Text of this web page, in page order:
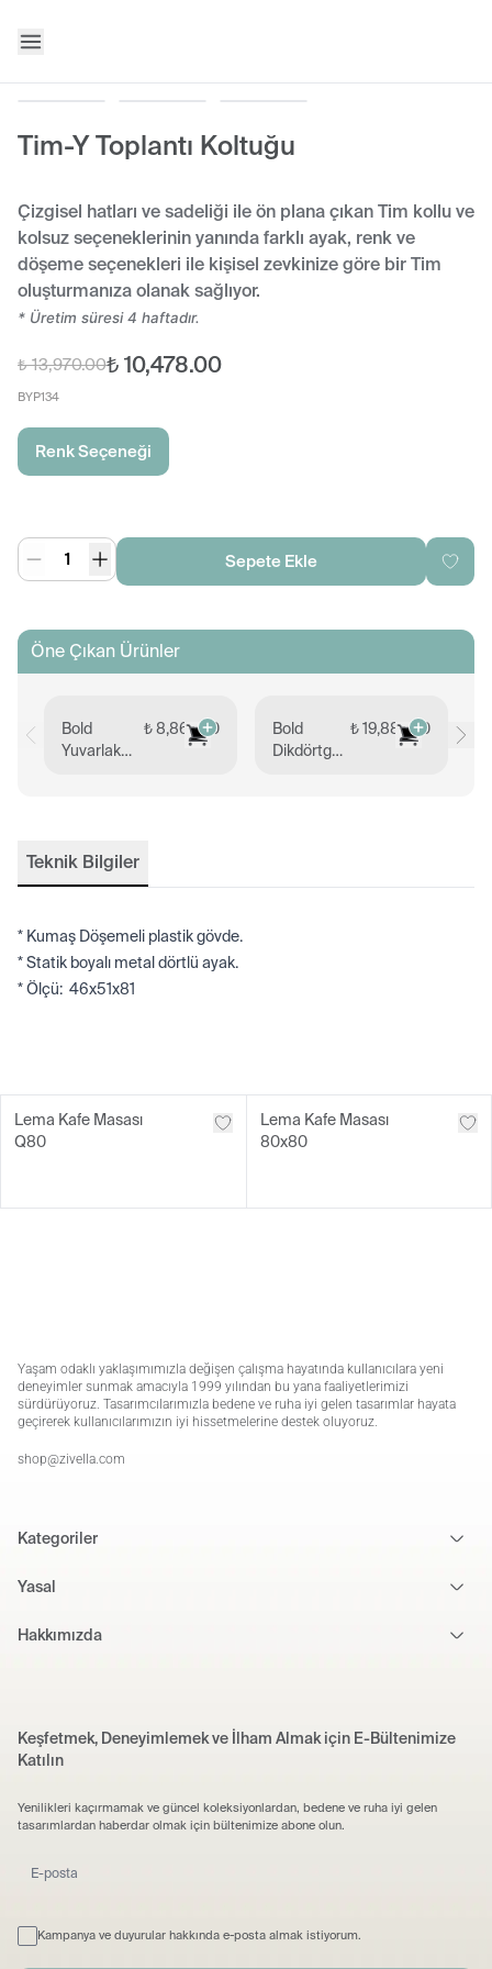
Tim-Y Toplantı Koltuğu
Çizgisel hatları ve sadeliği ile ön plana çıkan Tim kollu ve
kolsuz seçeneklerinin yanında farklı ayak, renk ve
döşeme seçenekleri ile kişisel zevkinize göre bir Tim
oluşturmanıza olanak sağlıyor.
* Üretim süresi 4 haftadır.
₺ 13,970.00₺ 10,478.00
BYP134
Renk Seçeneği
Sepete Ekle
Öne Çıkan Ürünler
Bold
Yuvarlak
₺ 8,869.00
Bold
Dikdörtgen
₺ 19,883.00
Teknik Bilgiler
* Kumaş Döşemeli plastik gövde.
* Statik boyalı metal dörtlü ayak.
* Ölçü: 46x51x81
Lema Kafe Masası
Q80
Lema Kafe Masası
80x80
Yaşam odaklı yaklaşımımızla değişen çalışma hayatında kullanıcılara yeni
deneyimler sunmak amacıyla 1999 yılından bu yana faaliyetlerimizi
sürdürüyoruz. Tasarımcılarımızla bedene ve ruha iyi gelen tasarımlar hayata
geçirerek kullanıcılarımızın iyi hissetmelerine destek oluyoruz.
shop@zivella.com
Kategoriler
Yasal
Hakkımızda
Keşfetmek, Deneyimlemek ve İlham Almak için E-Bültenimize
Katılın
Yenilikleri kaçırmamak ve güncel koleksiyonlardan, bedene ve ruha iyi gelen
tasarımlardan haberdar olmak için bültenimize abone olun.
Kampanya ve duyurular hakkında e-posta almak istiyorum.